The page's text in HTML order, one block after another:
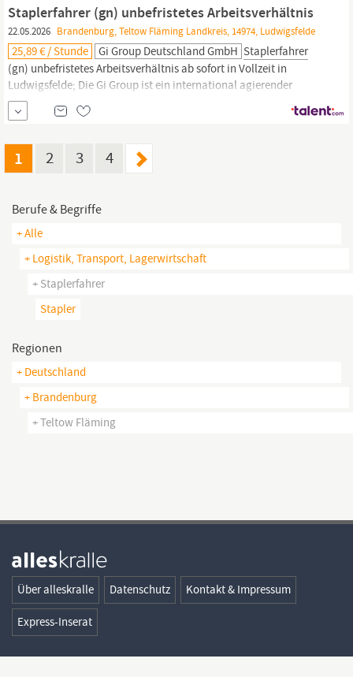
auf der Suche nach einemStaplerfahrer.
Staplerfahrer (gn) unbefristetes Arbeitsverhältnis
22.05.2026 Brandenburg, Teltow Fläming Landkreis, 14974, Ludwigsfelde
25,89 € / Stunde Gi Group Deutschland GmbH Staplerfahrer
(gn) unbefristetes Arbeitsverhältnis ab sofort in Vollzeit in
Ludwigsfelde; Die Gi Group ist ein international agierender
Personaldienstleister mit mehr als 500 Standorten in 40 Ländern.
Für einen renommierten Automobilhersteller, mit Sitz in Berlin
auf der Suche nach einem Staplerfahrer.
1 2 3 4
Berufe & Begriffe
+ Alle
+ Logistik, Transport, Lagerwirtschaft
+ Staplerfahrer
Stapler
Regionen
+ Deutschland
+ Brandenburg
+ Teltow Fläming
Über alleskralle Datenschutz Kontakt & Impressum
Express-Inserat